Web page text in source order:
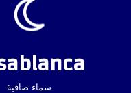
سماء صافية